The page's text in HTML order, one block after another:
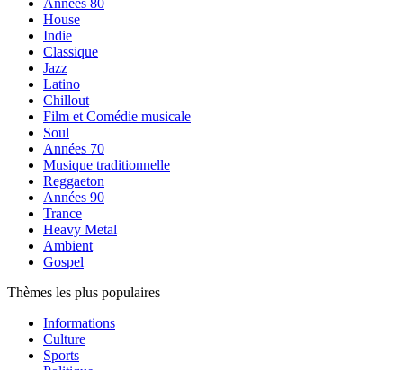
Années 80
House
Indie
Classique
Jazz
Latino
Chillout
Film et Comédie musicale
Soul
Années 70
Musique traditionnelle
Reggaeton
Années 90
Trance
Heavy Metal
Ambient
Gospel
Thèmes les plus populaires
Informations
Culture
Sports